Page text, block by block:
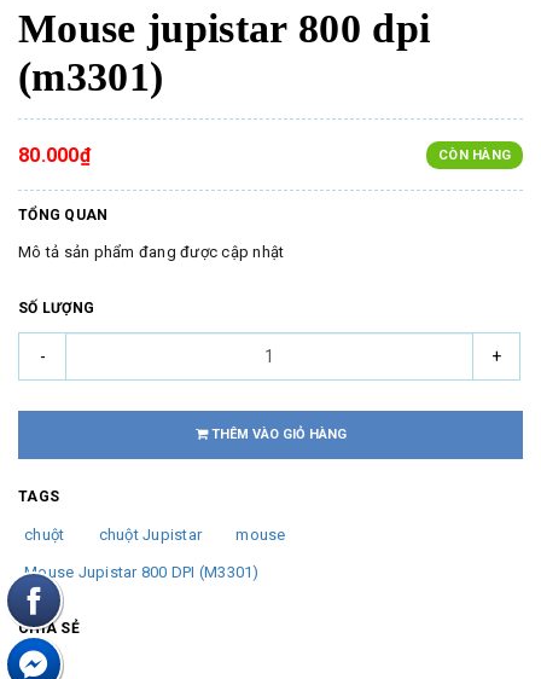
Mouse jupistar 800 dpi
(m3301)
80.000₫ CÒN HÀNG
TỔNG QUAN
Mô tả sản phẩm đang được cập nhật
SỐ LƯỢNG
- +
THÊM VÀO GIỎ HÀNG
TAGS
chuột chuột Jupistar mouse
Mouse Jupistar 800 DPI (M3301)
CHIA SẺ